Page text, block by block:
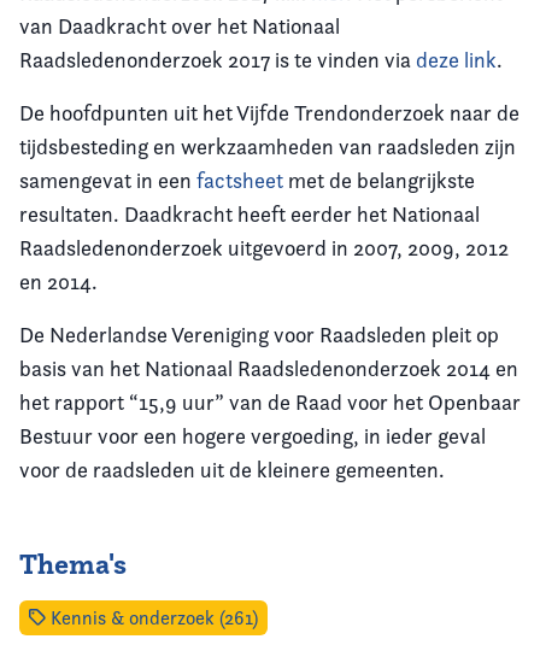
van Daadkracht over het Nationaal
Raadsledenonderzoek 2017 is te vinden via deze link.
De hoofdpunten uit het Vijfde Trendonderzoek naar de
tijdsbesteding en werkzaamheden van raadsleden zijn
samengevat in een factsheet met de belangrijkste
resultaten. Daadkracht heeft eerder het Nationaal
Raadsledenonderzoek uitgevoerd in 2007, 2009, 2012
en 2014.
De Nederlandse Vereniging voor Raadsleden pleit op
basis van het Nationaal Raadsledenonderzoek 2014 en
het rapport “15,9 uur” van de Raad voor het Openbaar
Bestuur voor een hogere vergoeding, in ieder geval
voor de raadsleden uit de kleinere gemeenten.
Thema's
Kennis & onderzoek (261)